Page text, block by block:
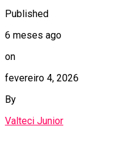
Published
6 meses ago
on
fevereiro 4, 2026
By
Valteci Junior